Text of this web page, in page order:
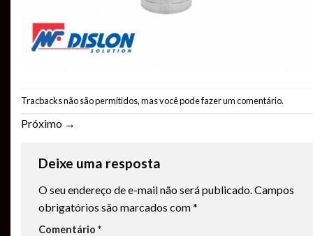
Tracbacks não são permitidos, mas você podefazer um comentário.
Próximo →
Deixe uma resposta
O seu endereço de e-mail não será publicado. Campos
obrigatórios são marcados com*
Comentário *